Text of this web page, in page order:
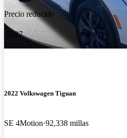
Precio reducido
-$927
2022 Volkswagen Tiguan
SE 4Motion 92,338 millas